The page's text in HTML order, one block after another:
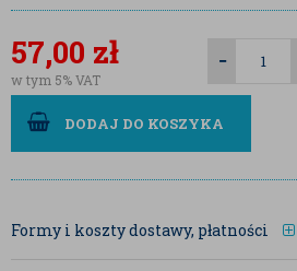
57,00 zł
w tym 5% VAT
DODAJ DO KOSZYKA
Formy i koszty dostawy, płatności